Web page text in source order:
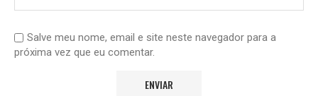
Salve meu nome, email e site neste navegador para a
próxima vez que eu comentar.